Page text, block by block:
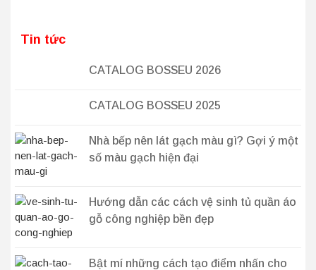
Tin tức
CATALOG BOSSEU 2026
CATALOG BOSSEU 2025
Nhà bếp nên lát gạch màu gì? Gợi ý một
số màu gạch hiện đại
Hướng dẫn các cách vệ sinh tủ quần áo
gỗ công nghiệp bền đẹp
Bật mí những cách tạo điểm nhấn cho